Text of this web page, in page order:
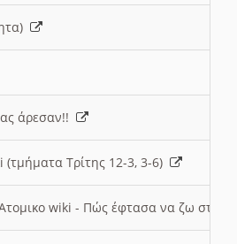
άρεσαν!!
Τρίτης 12-3, 3-6)
wiki - Πώς έφτασα να ζω στην